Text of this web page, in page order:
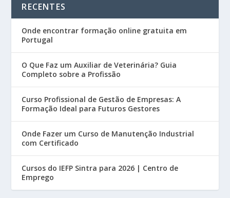
RECENTES
Onde encontrar formação online gratuita em
Portugal
O Que Faz um Auxiliar de Veterinária? Guia
Completo sobre a Profissão
Curso Profissional de Gestão de Empresas: A
Formação Ideal para Futuros Gestores
Onde Fazer um Curso de Manutenção Industrial
com Certificado
Cursos do IEFP Sintra para 2026 | Centro de
Emprego